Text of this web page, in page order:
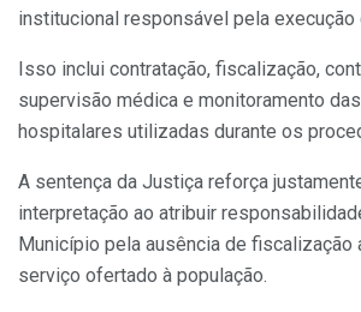
institucional responsável pela execução
Isso inclui contratação, fiscalização,
supervisão médica e monitoramento
hospitalares utilizadas durante os
A sentença da Justiça reforça
interpretação ao atribuir
Município pela ausência de fiscalização
serviço ofertado à população.